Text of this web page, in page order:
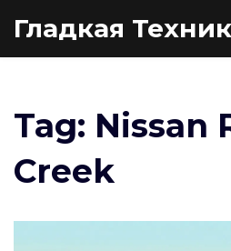
Гладкая
Tag: Nissan
Creek